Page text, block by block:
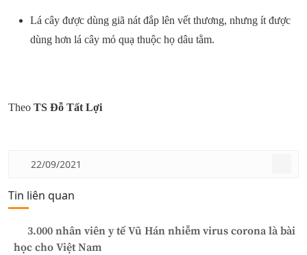
Lá cây được dùng giã nát đắp lên vết thương, nhưng ít được
dùng hơn lá cây mỏ quạ thuộc họ dâu tằm.
Theo TS Đỗ Tất Lợi
22/09/2021
Tin liên quan
3.000 nhân viên y tế Vũ Hán nhiễm virus corona là bài
học cho Việt Nam